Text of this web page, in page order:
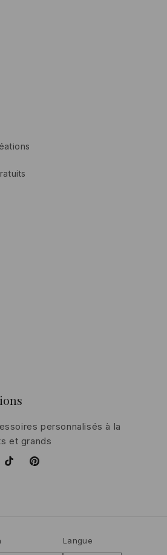
personnalisés à la
et grands
TikTokPinterest
Langue